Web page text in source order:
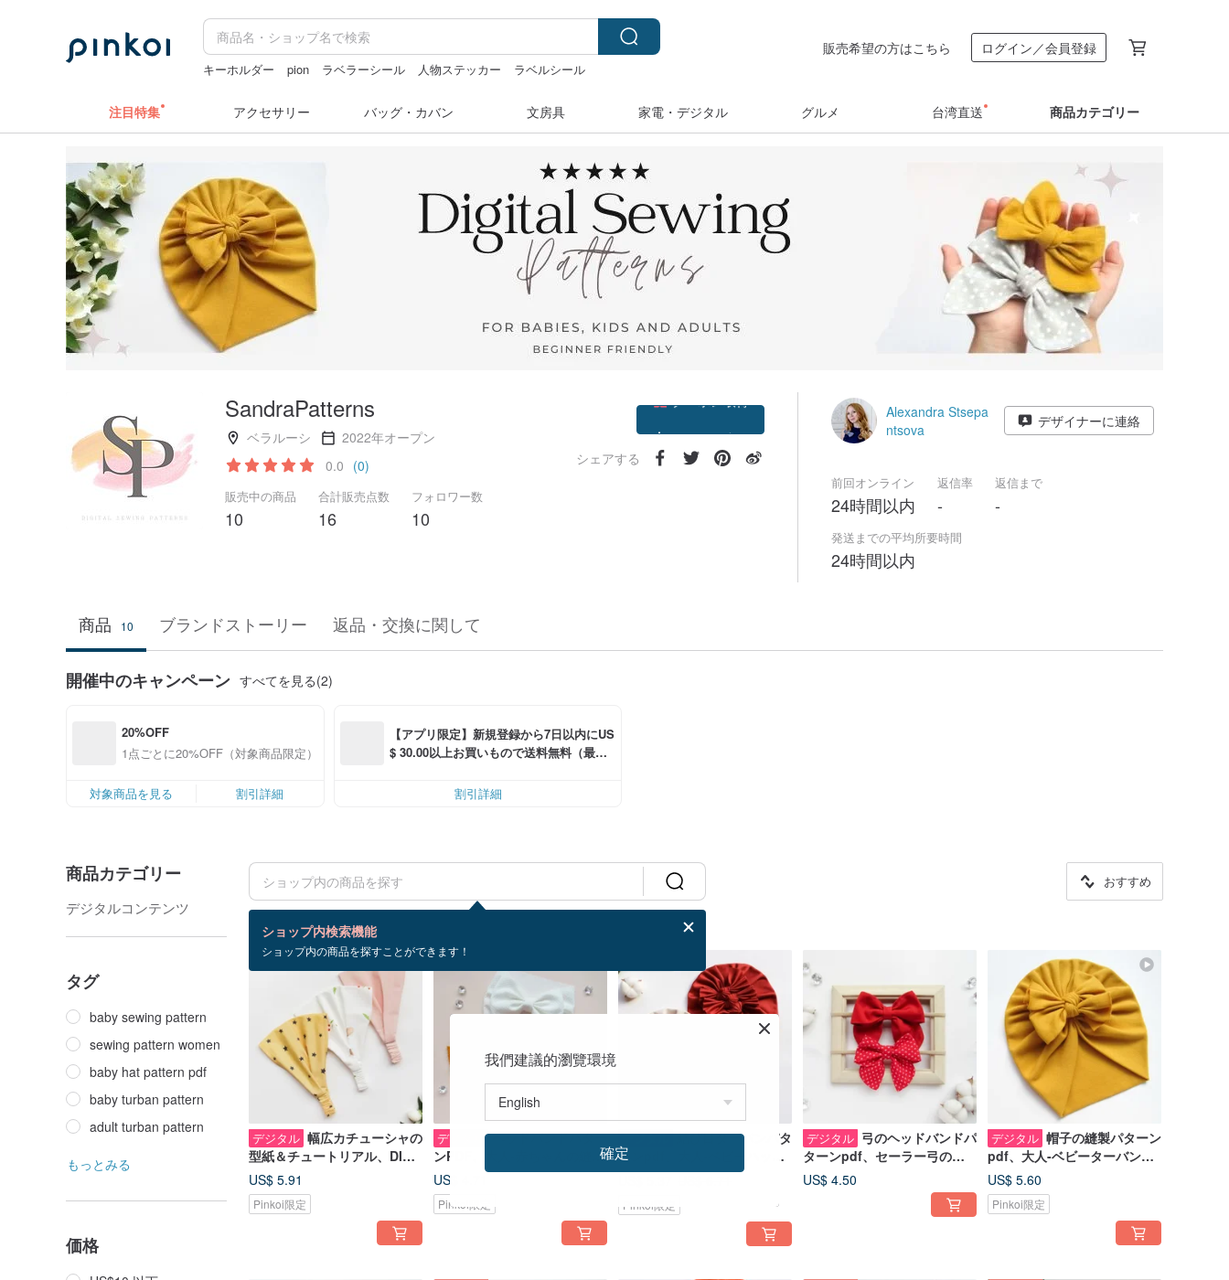
キーホルダー pion ラベラーシール 人物ステッカー
ラベルシール
販売希望の方はこちら ログイン／会員登録
注目特集 アクセサリー バッグ・カバン 文房具 家電・デジタル グルメ 台湾直送 商品カテゴリー
SandraPatterns
ベラルーシ
2022年オープン
0.0 (0)
販売中の商品
10
合計販売点数
16
フォロワー数
10
シェアする
Alexandra Stsepa
ntsova
デザイナーに連絡
前回オンライン
24時間以内
返信率
-
返信まで
-
発送までの平均所要時間
24時間以内
商品 10 ブランドストーリー 返品・交換に関して
開催中のキャンペーン すべてを見る(2)
20%OFF
1点ごとに20%OFF（対象商品限定）
対象商品を見る 割引詳細
【アプリ限定】新規登録から7日以内にUS
$ 30.00以上お買いもので送料無料（最大U
割引詳細
商品カテゴリー
デジタルコンテンツ
タグ
baby sewing pattern
sewing pattern women
baby hat pattern pdf
baby turban pattern
adult turban pattern
もっとみる
価格
ショップ内検索機能
ショップ内の商品を探すことができます！
おすすめ
検索結果：10 件
デジタル 幅広カチューシャの
型紙＆チュートリアル、DIY
ハンカチ25サイズ デジタルダ
ウンロード
US$ 5.91
Pinkoi限定
デジタル
ヘッドバンドパター
ンPDF、大人-赤ちゃんの縫製
パターンとチュートリアル、
デジタルダウンロード
US$ 4.71
Pinkoi限定
デジタル 結び目ターバンパタ
ーンpdf、大人-ベビーハット
縫製パターン23サイズデジタ
Pinkoi限定
デジタル 弓のヘッドバンドパ
ターンpdf、セーラー弓の縫
製パターンPDF、女の子の髪
の弓のテンプレート
US$ 4.50
デジタル 帽子の縫製パターン
pdf、大人-ベビーターバンパ
ターンとチュートリアル、23
サイズ
US$ 5.60
Pinkoi限定
我們建議的瀏覽環境
確定